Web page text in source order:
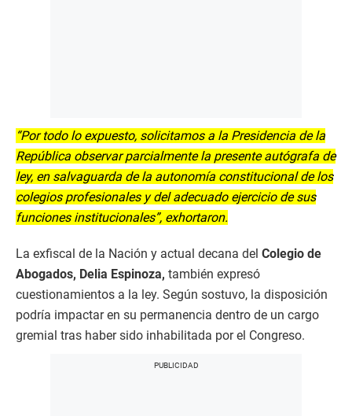
“Por todo lo expuesto, solicitamos a la Presidencia de la
República observar parcialmente la presente autógrafa de
ley, en salvaguarda de la autonomía constitucional de los
colegios profesionales y del adecuado ejercicio de sus
funciones institucionales”, exhortaron.
La exfiscal de la Nación y actual decana del Colegio de
Abogados, Delia Espinoza, también expresó
cuestionamientos a la ley. Según sostuvo, la disposición
podría impactar en su permanencia dentro de un cargo
gremial tras haber sido inhabilitada por el Congreso.